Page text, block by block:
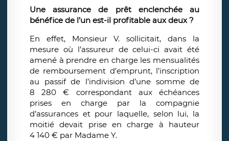
Une assurance de prêt enclenchée au
bénéfice de l’un est-il profitable aux deux ?
En effet, Monsieur V. sollicitait, dans la
mesure où l’assureur de celui-ci avait été
amené à prendre en charge les mensualités
de remboursement d’emprunt, l’inscription
au passif de l’indivision d’une somme de
8 280 € correspondant aux échéances
prises en charge par la compagnie
d’assurances et pour laquelle, selon lui, la
moitié devait prise en charge à hauteur
4 140 € par Madame Y.